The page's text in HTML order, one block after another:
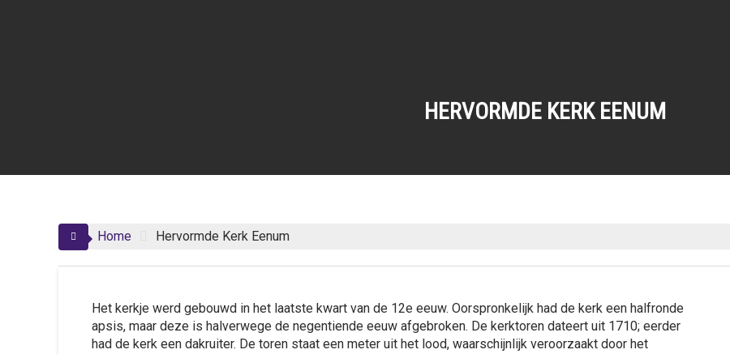
HERVORMDE KERK EENUM
Home Hervormde Kerk Eenum
Het kerkje werd gebouwd in het laatste kwart van de 12e eeuw. Oorspronkelijk had de kerk een halfronde
apsis, maar deze is halverwege de negentiende eeuw afgebroken. De kerktoren dateert uit 1710; eerder
had de kerk een dakruiter. De toren staat een meter uit het lood, waarschijnlijk veroorzaakt door het